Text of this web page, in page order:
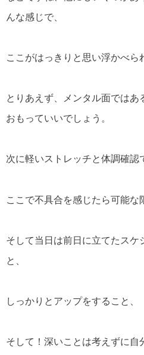
んな感じで、
ここがはっきりと思い浮かべら
とりあえず、メンタル面ではあ
おもっていいでしょう。
次に軽いストレッチと体調確認
ここで不具合を感じたら可能な
そして当日は前日に立てたスケ
と、
しっかりとアップをすること、
そして！深いことは考えずに自